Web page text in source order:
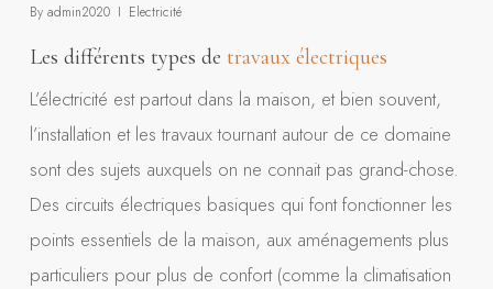
By admin2020 Electricité
Les différents types de travaux électriques
L’électricité est partout dans la maison, et bien souvent,
l’installation et les travaux tournant autour de ce domaine
sont des sujets auxquels on ne connait pas grand-chose.
Des circuits électriques basiques qui font fonctionner les
points essentiels de la maison, aux aménagements plus
particuliers pour plus de confort (comme la climatisation